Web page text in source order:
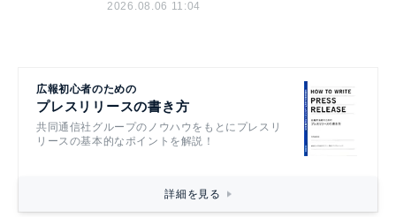
2026.08.06 11:04
広報初心者のための
プレスリリースの書き方
共同通信社グループのノウハウをもとにプレスリ
リースの基本的なポイントを解説！
詳細を見る